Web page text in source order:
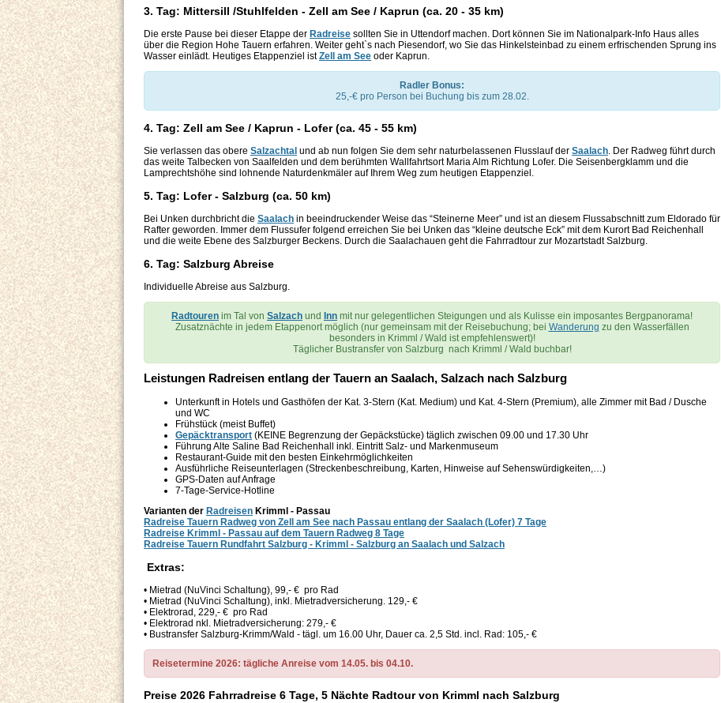
3. Tag: Mittersill /Stuhlfelden - Zell am See / Kaprun (ca. 20 - 35 km)
Die erste Pause bei dieser Etappe der Radreise sollten Sie in Uttendorf machen. Dort können Sie im Nationalpark-Info Haus alles
über die Region Hohe Tauern erfahren. Weiter geht`s nach Piesendorf, wo Sie das Hinkelsteinbad zu einem erfrischenden Sprung ins
Wasser einlädt. Heutiges Etappenziel istZell am See oder Kaprun.
Radler Bonus:
25,-€ pro Person bei Buchung bis zum 28.02.
4. Tag: Zell am See / Kaprun - Lofer (ca. 45 - 55 km)
Sie verlassen das obere Salzachtal und ab nun folgen Sie dem sehr naturbelassenen Flusslauf der Saalach. Der Radweg führt durch
das weite Talbecken von Saalfelden und dem berühmten Wallfahrtsort Maria Alm Richtung Lofer. Die Seisenbergklamm und die
Lamprechtshöhe sind lohnende Naturdenkmäler auf Ihrem Weg zum heutigen Etappenziel.
5. Tag: Lofer - Salzburg (ca. 50 km)
Bei Unken durchbricht die Saalach in beeindruckender Weise das “Steinerne Meer” und ist an diesem Flussabschnitt zum Eldorado für
Rafter geworden. Immer dem Flussufer folgend erreichen Sie bei Unken das “kleine deutsche Eck” mit dem Kurort Bad Reichenhall
und die weite Ebene des Salzburger Beckens. Durch die Saalachauen geht die Fahrradtour zur Mozartstadt Salzburg.
6. Tag: Salzburg Abreise
Individuelle Abreise aus Salzburg.
Radtouren im Tal von Salzach und Inn mit nur gelegentlichen Steigungen und als Kulisse ein imposantes Bergpanorama!
Zusatznächte in jedem Etappenort möglich (nur gemeinsam mit der Reisebuchung; bei Wanderung zu den Wasserfällen
besonders in Krimml / Wald ist empfehlenswert)!
Täglicher Bustransfer von Salzburg nach Krimml / Wald buchbar!
Leistungen Radreisen entlang der Tauern an Saalach, Salzach nach Salzburg
Unterkunft in Hotels und Gasthöfen der Kat. 3-Stern (Kat. Medium) und Kat. 4-Stern (Premium), alle Zimmer mit Bad / Dusche
und WC
Frühstück (meist Buffet)
Gepäcktransport (KEINE Begrenzung der Gepäckstücke) täglich zwischen 09.00 und 17.30 Uhr
Führung Alte Saline Bad Reichenhall inkl. Eintritt Salz- und Markenmuseum
Restaurant-Guide mit den besten Einkehrmöglichkeiten
Ausführliche Reiseunterlagen (Streckenbeschreibung, Karten, Hinweise auf Sehenswürdigkeiten,…)
GPS-Daten auf Anfrage
7-Tage-Service-Hotline
Varianten der Radreisen Krimml - Passau
Radreise Tauern Radweg von Zell am See nach Passau entlang der Saalach (Lofer) 7 Tage
Radreise Krimml - Passau auf dem Tauern Radweg 8 Tage
Radreise Tauern Rundfahrt Salzburg - Krimml - Salzburg an Saalach und Salzach
Extras:
• Mietrad (NuVinci Schaltung), 99,- € pro Rad
• Mietrad (NuVinci Schaltung), inkl. Mietradversicherung. 129,- €
• Elektrorad, 229,- € pro Rad
• Elektrorad nkl. Mietradversicherung: 279,- €
• Bustransfer Salzburg-Krimm/Wald - tägl. um 16.00 Uhr, Dauer ca. 2,5 Std. incl. Rad: 105,- €
Reisetermine 2026: tägliche Anreise vom 14.05. bis 04.10.
Preise 2026 Fahrradreise 6 Tage, 5 Nächte Radtour von Krimml nach Salzburg